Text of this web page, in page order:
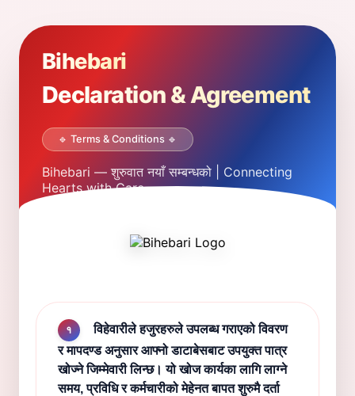
Bihebari
Declaration & Agreement
🔹 Terms & Conditions 🔹
Bihebari — शुरुवात नयाँ सम्बन्धको | Connecting
Hearts with Care.
१
विहेवारीले हजुरहरुले उपलब्ध गराएको विवरण
र मापदण्ड अनुसार आफ्नो डाटाबेसबाट उपयुक्त पात्र
खोज्ने जिम्मेवारी लिन्छ। यो खोज कार्यका लागि लाग्ने
समय, प्रविधि र कर्मचारीको मेहेनत बापत शुरुमै दर्ता